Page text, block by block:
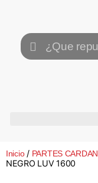
Inicio/ PARTES CARDAN
NEGRO LUV 1600